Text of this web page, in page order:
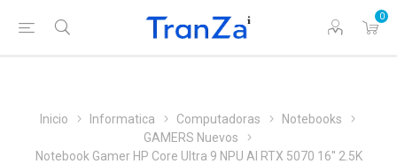
0
Inicio Informatica Computadoras
Notebooks
GAMERS Nuevos
Notebook Gamer HP Core Ultra 9 NPU AI RTX 5070 16'' 2.5K